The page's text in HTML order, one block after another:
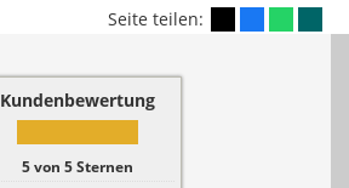
Seite teilen:
Kundenbewertung
5von 5Sternen